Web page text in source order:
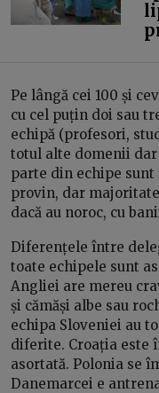
Pe lângă cei 100 și
cu cel puțin doi sau
echipă (profesori,
totul alte domenii
parte din echipe
provin, dar
dacă au noroc, cu
Diferențele între
toate echipele sunt
Angliei are mereu
și cămăși albe sau
echipa Sloveniei au
diferite. Croația este
asortată. Polonia se
Danemarcei e